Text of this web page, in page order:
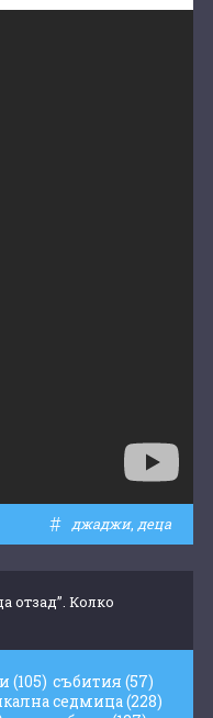
# джаджи, деца
отзад”. Колко
(105) събития (57)
седмица(228)